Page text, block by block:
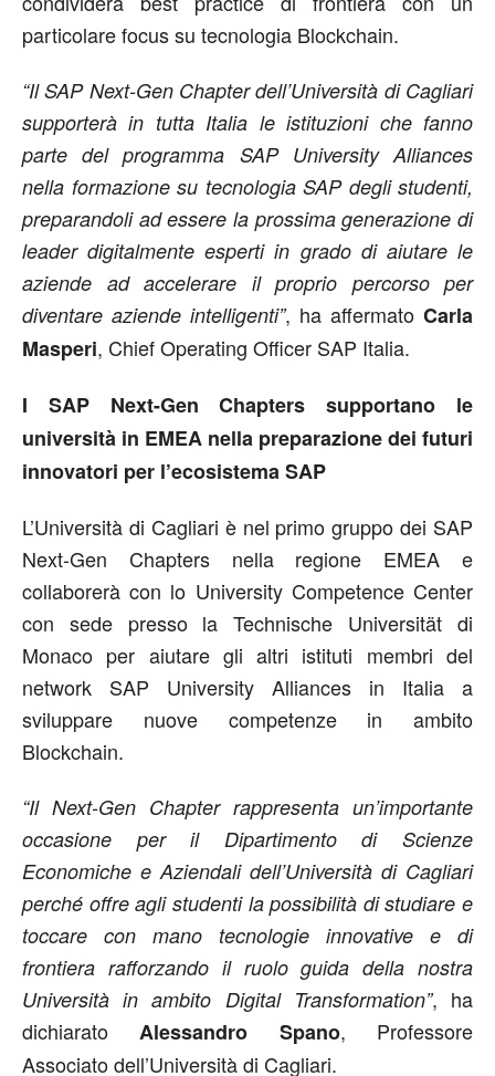
particolare focus su tecnologia Blockchain.
“Il SAP Next-Gen Chapter dell’Università di Cagliari
supporterà in tutta Italia le istituzioni che fanno
parte del programma SAP University Alliances
nella formazione su tecnologia SAP degli studenti,
preparandoli ad essere la prossima generazione di
leader digitalmente esperti in grado di aiutare le
aziende ad accelerare il proprio percorso per
diventare aziende intelligenti”, ha affermato Carla
Masperi, Chief Operating Officer SAP Italia.
I SAP Next-Gen Chapters supportano le
università in EMEA nella preparazione dei futuri
innovatori per l’ecosistema SAP
L’Università di Cagliari è nel primo gruppo dei SAP
Next-Gen Chapters nella regione EMEA e
collaborerà con lo University Competence Center
con sede presso la Technische Universität di
Monaco per aiutare gli altri istituti membri del
network SAP University Alliances in Italia a
sviluppare nuove competenze in ambito
Blockchain.
“Il Next-Gen Chapter rappresenta un’importante
occasione per il Dipartimento di Scienze
Economiche e Aziendali dell’Università di Cagliari
perché offre agli studenti la possibilità di studiare e
toccare con mano tecnologie innovative e di
frontiera rafforzando il ruolo guida della nostra
Università in ambito Digital Transformation”, ha
dichiarato Alessandro Spano, Professore
Associato dell’Università di Cagliari.